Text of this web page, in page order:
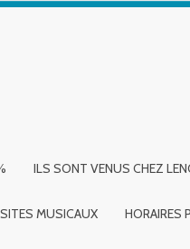
ILS SONT VENUS CHEZ
MUSICAUX HORAIRES